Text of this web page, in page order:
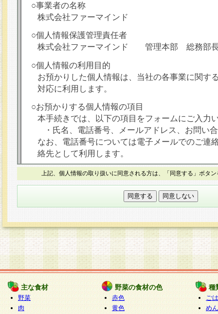
○事業者の名称
株式会社ファーマインド
○個人情報保護管理責任者
株式会社ファーマインド 管理本部 総務部
○個人情報の利用目的
お預かりした個人情報は、当社の各事業に関す
対応に利用します。
○お預かりする個人情報の項目
本手続きでは、以下の項目をフォームにご入力
・氏名、電話番号、メールアドレス、お問い
なお、電話番号については電子メールでのご連
絡先として利用します。
○本人が容易に認識できない方法による個人情報
本フォームでは、セッション管理のためCookie
○個人情報の第三者提供について
力いただく個人情報は第三者に提供しません。
○個人情報の委託について
個人情報の取り扱いを外部に委託する場合は、
情報管理基準を満たす企業を選定して委託を行
が行われるよう監督します。
○開示対象個人情報の開示等および問い合わせ窓口
本人からの求めにより、当社が本件により取得
上記、個人情報の取り扱いに同意される方は、「同意する」ボタ
主な食材
野菜
肉
野菜の食材の色
赤色
黄色
種
ご
めん